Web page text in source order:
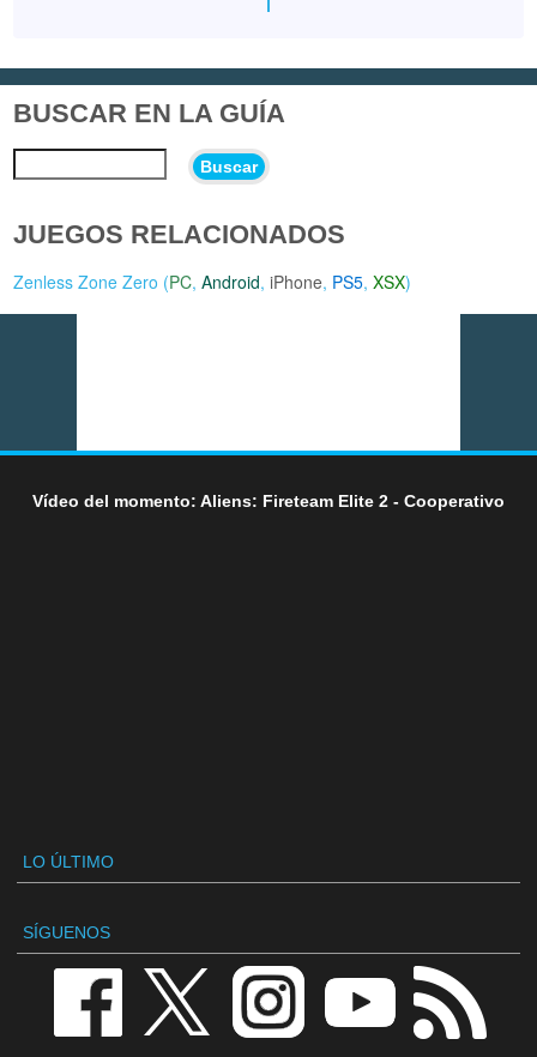
BUSCAR EN LA GUÍA
Buscar
JUEGOS RELACIONADOS
Zenless Zone Zero (PC,Android,iPhone, PS5,XSX)
Vídeo del momento: Aliens: Fireteam Elite 2 - Cooperativo
LO ÚLTIMO
SÍGUENOS